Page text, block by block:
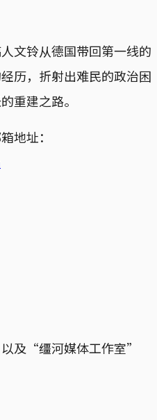
文铃从德国带回第一线的
历，折射出难民的政治困
重建之路。
地址：
及“缰河媒体工作室”